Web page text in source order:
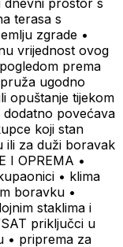
dnevni prostor s
terasa s
zgrade •
vrijednost ovog
prema
ugodno
opuštanje tijekom
dodatno povećava
koji stan
ili za duži boravak
I OPREMA •
• klima
boravku •
staklima i
priključci u
• priprema za